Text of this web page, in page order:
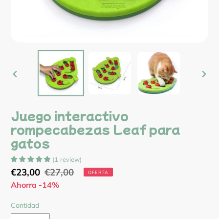
ANTERIOR
DIAPOSITIVA
Juego interactivo
rompecabezas Leaf para
gatos
(1 review)
Precio
de
venta
€23,00 Precio
habitual
€27,00 OFERTA
Ahorra -14%
Cantidad